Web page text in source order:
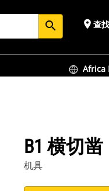
search place 查
Africa
B1 横切凿
机具